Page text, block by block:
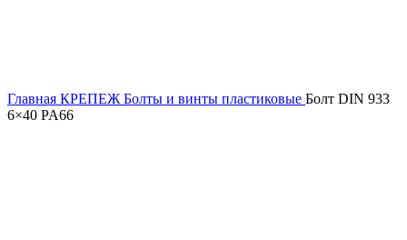
Главная КРЕПЕЖ Болты и винты пластиковые Болт DIN 933
6×40 PA66